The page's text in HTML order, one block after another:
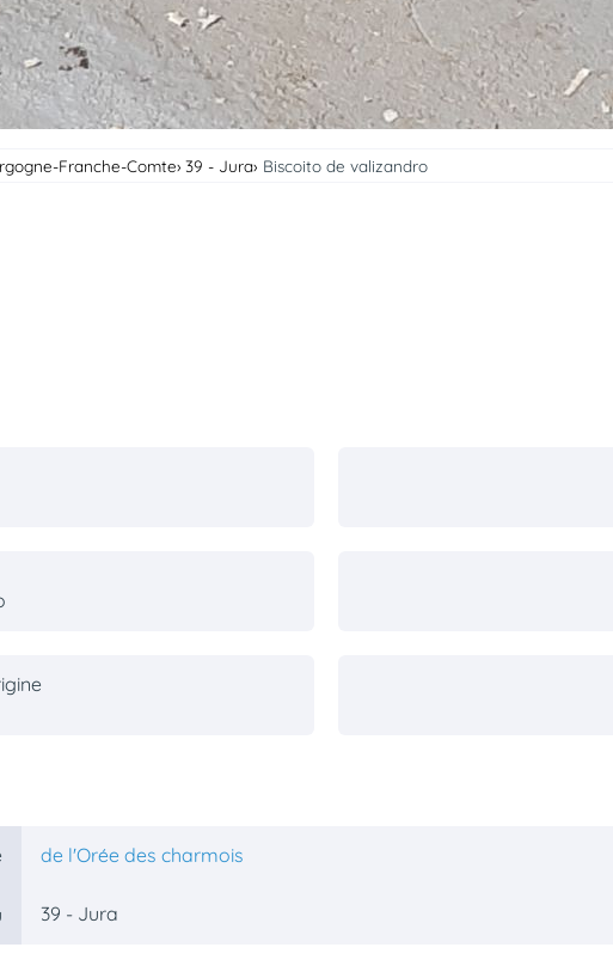
Franche-Comte 39 - Jura Biscoito de valizandro
de l'Orée des charmois
39 - Jura